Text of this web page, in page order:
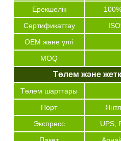
Ерекшелік
Сертификаттау
OEM және үлгі
MOQ
Төлем және
Төлем шарттары
Порт
Экспресс
UPS,